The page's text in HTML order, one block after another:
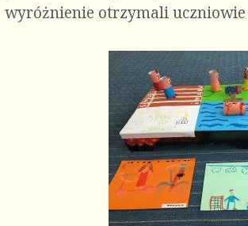
wyróżnienie otrzymali uczniowie